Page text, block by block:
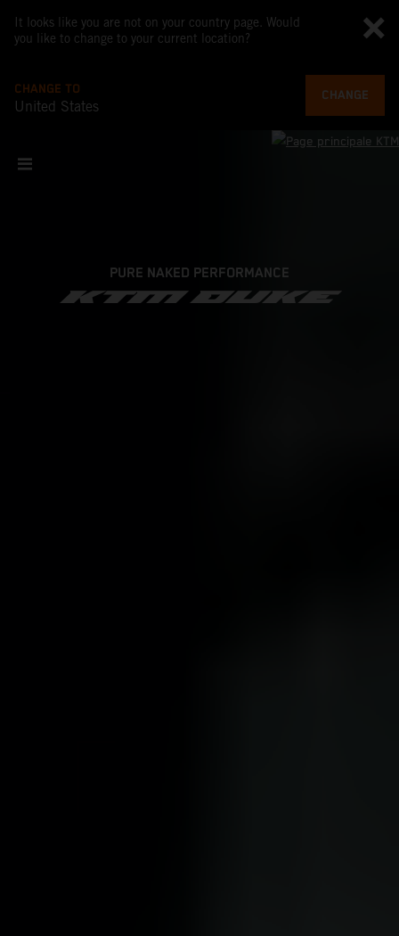
It looks like you are not on your country page. Would
you like to change to your current location?
CHANGE TO
United States
CHANGE
PURE NAKED PERFORMANCE
KTM DUKE